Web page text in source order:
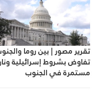
تقرير مصور | بين روما
تفاوض بشروط إسرائيلية
مستمرة في الجنوب